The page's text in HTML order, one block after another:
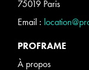
75019 Paris
Email :
PROFRAME
À propos